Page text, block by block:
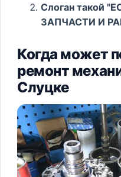
Слоган такой
ЗАПЧАСТИ И
Когда может
ремонт
Слуцке